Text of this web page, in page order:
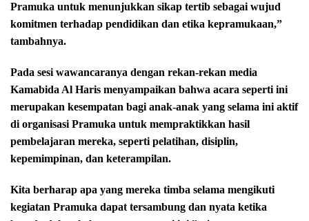
Pramuka untuk menunjukkan sikap tertib sebagai wujud
komitmen terhadap pendidikan dan etika kepramukaan,”
tambahnya.
Pada sesi wawancaranya dengan rekan-rekan media
Kamabida Al Haris menyampaikan bahwa acara seperti ini
merupakan kesempatan bagi anak-anak yang selama ini aktif
di organisasi Pramuka untuk mempraktikkan hasil
pembelajaran mereka, seperti pelatihan, disiplin,
kepemimpinan, dan keterampilan.
Kita berharap apa yang mereka timba selama mengikuti
kegiatan Pramuka dapat tersambung dan nyata ketika